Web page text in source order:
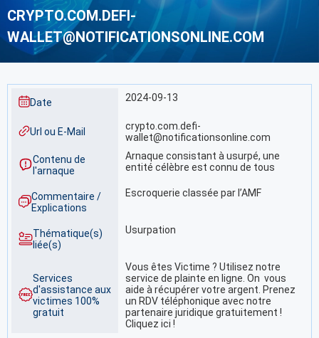
CRYPTO.COM.DEFI-
WALLET@NOTIFICATIONSONLINE.COM
Date 2024-09-13
Url ou E-Mail
crypto.com.defi-
wallet@notificationsonline.com
Contenu de
l'arnaque
Arnaque consistant à usurpé, une
entité célèbre est connu de tous
Commentaire /
Explications
Escroquerie classée par l’AMF
Thématique(s)
liée(s)
Usurpation
Services
d'assistance aux
victimes 100%
gratuit
Vous êtes Victime ? Utilisez notre
service de plainte en ligne. On vous
aide à récupérer votre argent. Prenez
un RDV téléphonique avec notre
partenaire juridique gratuitement !
Cliquez ici !